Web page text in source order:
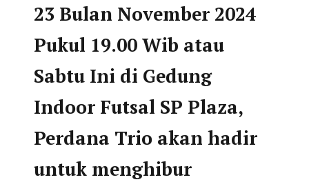
23 Bulan November 2024
Pukul 19.00 Wib atau
Sabtu Ini di Gedung
Indoor Futsal SP Plaza,
Perdana Trio akan hadir
untuk menghibur